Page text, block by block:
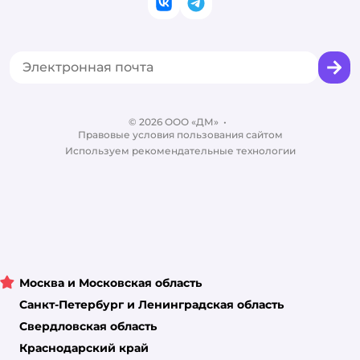
Политика использования файлов cookie
Оплата Мокка
Блог
Корм для собак
© 2026 ООО «ДМ» •
Правовые условия пользования сайтом
Используем рекомендательные технологии
ВКонтакте
Telegram
Москва и Московская область
Санкт-Петербург и Ленинградская область
Свердловская область
Краснодарский край